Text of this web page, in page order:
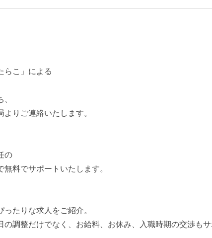
らこ」による
よりご連絡いたします。
の
料でサポートいたします。
たりな求人をご紹介。
調整だけでなく、お給料、お休み、入職時期の交渉もサ